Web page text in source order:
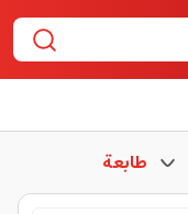
طابعة